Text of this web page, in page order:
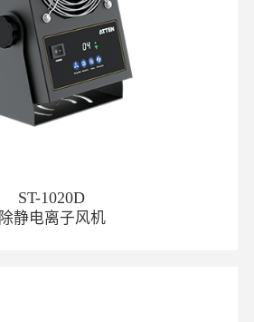
ST-1020D
除静电离子风机